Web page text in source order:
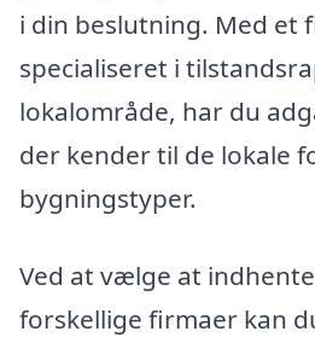
i din beslutning. Med et
specialiseret i
lokalområde, har du
der kender til de lokale
bygningstyper.
Ved at vælge at
forskellige firmaer kan